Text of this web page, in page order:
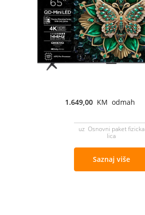
1.649,00 KM odmah
uz Osnovni paket fizicka
lica
Saznaj više